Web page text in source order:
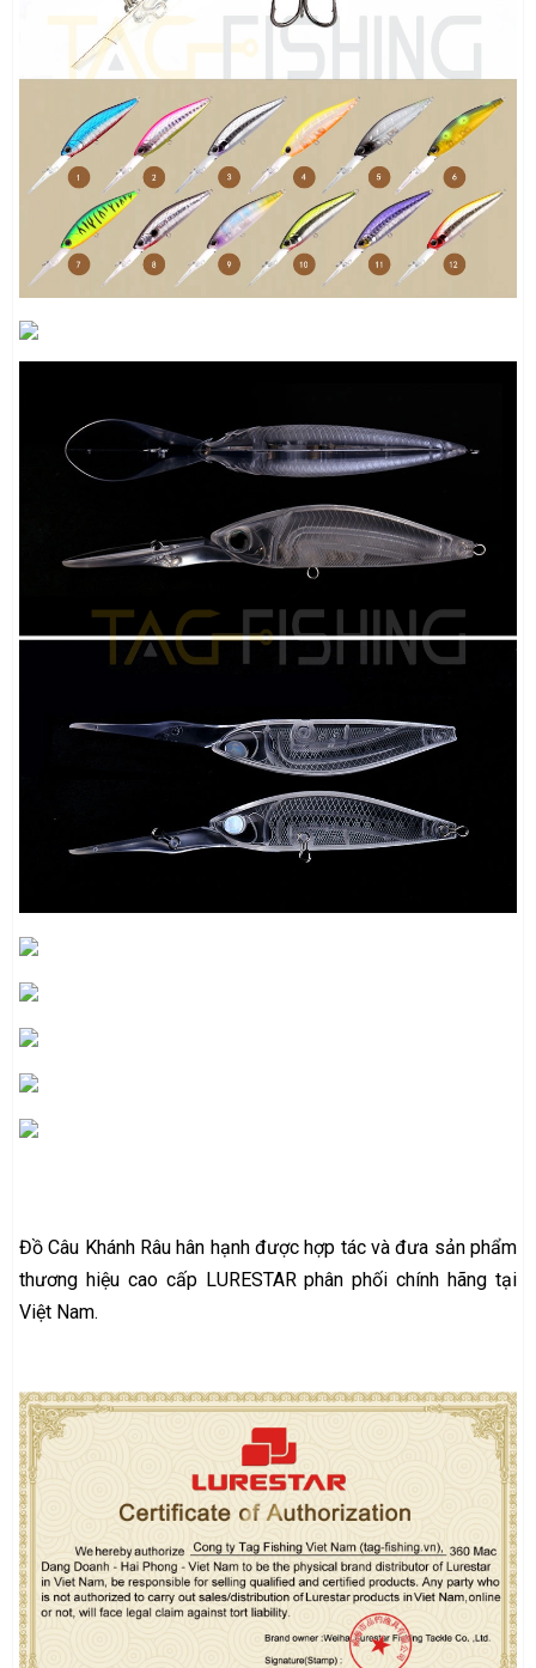
Đồ Câu Khánh Râu hân hạnh được hợp tác và đưa sản phẩm
thương hiệu cao cấp LURESTAR phân phối chính hãng tại
Việt Nam.